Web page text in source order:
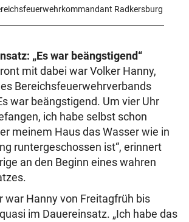
Radkersburg
„Es war beängstigend“
mit dabei war Volker Hanny,
Bereichsfeuerwehrverbands
war beängstigend. Um vier Uhr
ich habe selbst schon
meinem Haus das Wasser wie in
runtergeschossen ist“, erinnert
an den Beginn eines wahren
war Hanny von Freitagfrüh bis
im Dauereinsatz. „Ich habe das